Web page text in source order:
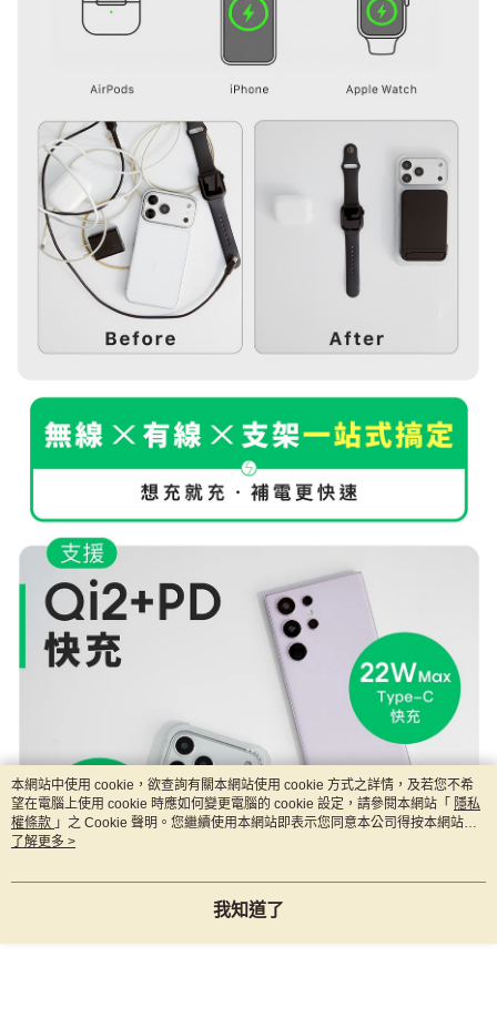
本網站中使用 cookie，欲查詢有關本網站使用 cookie 方式之詳情，及若您不希
望在電腦上使用 cookie 時應如何變更電腦的 cookie 設定，請參閱本網站「 隱私
權條款 」之 Cookie 聲明。您繼續使用本網站即表示您同意本公司得按本網站使
用條款之 Cookie 聲明使用 cookie。
了解更多 >
我知道了